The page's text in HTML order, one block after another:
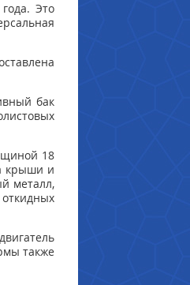
Это
бак
18
крыши и
металл,
также